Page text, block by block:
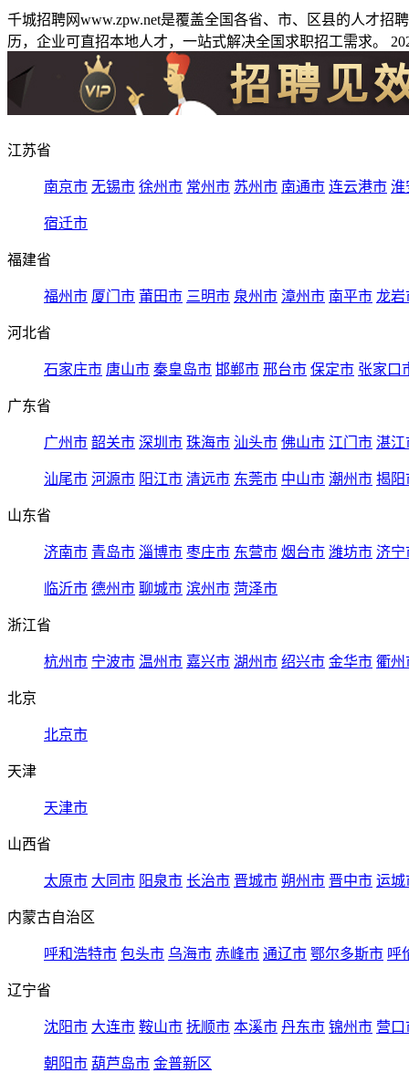
千城招聘网www.zpw.net是覆盖全国各省、市、区县的人才
历，企业可直招本地人才，一站式解决全国求职招工需求。
江苏省
南京市 无锡市 徐州市 常州市 苏州市 南通市 连云港市 淮
宿迁市
福建省
福州市 厦门市 莆田市 三明市 泉州市 漳州市 南平市 龙岩
河北省
石家庄市 唐山市 秦皇岛市 邯郸市 邢台市 保定市 张家口
广东省
广州市 韶关市 深圳市 珠海市 汕头市 佛山市 江门市 湛江
汕尾市 河源市 阳江市 清远市 东莞市 中山市 潮州市 揭阳
山东省
济南市 青岛市 淄博市 枣庄市 东营市 烟台市 潍坊市 济宁
临沂市 德州市 聊城市 滨州市 菏泽市
浙江省
杭州市 宁波市 温州市 嘉兴市 湖州市 绍兴市 金华市 衢州
北京
北京市
天津
天津市
山西省
太原市 大同市 阳泉市 长治市 晋城市 朔州市 晋中市 运城
内蒙古自治区
呼和浩特市 包头市 乌海市 赤峰市 通辽市 鄂尔多斯市 呼
辽宁省
沈阳市 大连市 鞍山市 抚顺市 本溪市 丹东市 锦州市 营口
朝阳市 葫芦岛市 金普新区